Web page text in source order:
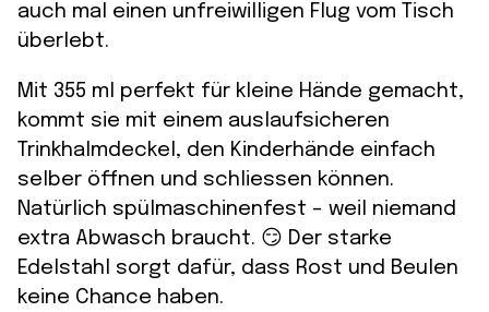
auch mal einen unfreiwilligen Flug vom Tisch
überlebt.
Mit 355 ml perfekt für kleine Hände gemacht,
kommt sie mit einem auslaufsicheren
Trinkhalmdeckel, den Kinderhände einfach
selber öffnen und schliessen können.
Natürlich spülmaschinenfest – weil niemand
extra Abwasch braucht. 😏 Der starke
Edelstahl sorgt dafür, dass Rost und Beulen
keine Chance haben.